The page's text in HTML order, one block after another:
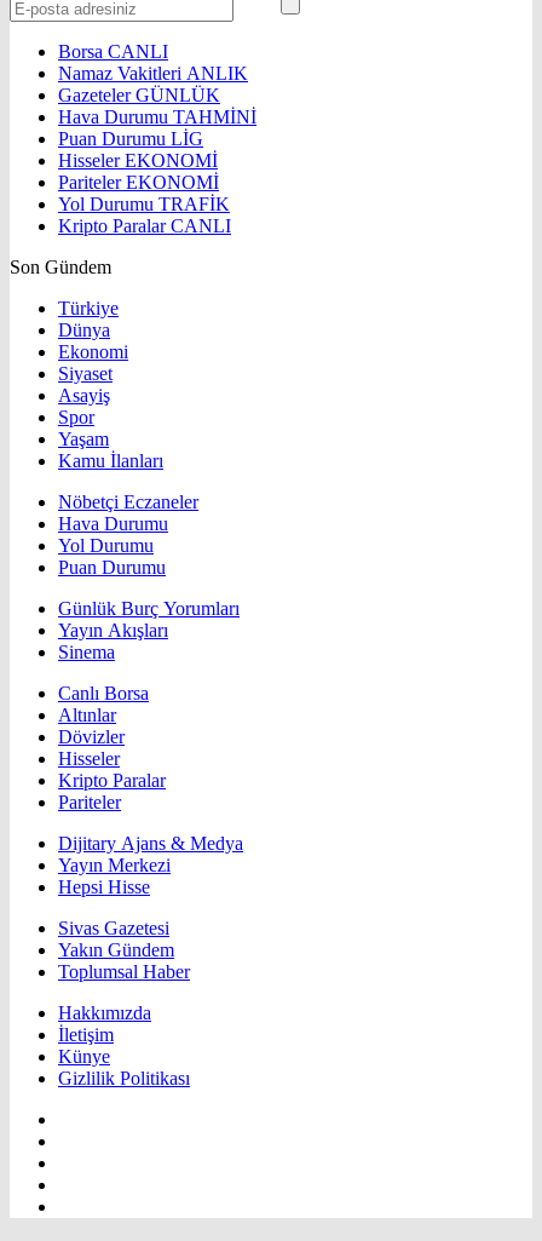
Borsa CANLI
Namaz Vakitleri ANLIK
GazetelerGÜNLÜK
Hava Durumu TAHMİNİ
Puan Durumu LİG
HisselerEKONOMİ
ParitelerEKONOMİ
Yol Durumu TRAFİK
Kripto ParalarCANLI
Son Gündem
Türkiye
Dünya
Ekonomi
Siyaset
Asayiş
Spor
Yaşam
Kamu İlanları
Nöbetçi Eczaneler
Hava Durumu
Yol Durumu
Puan Durumu
Günlük Burç Yorumları
Yayın Akışları
Sinema
Canlı Borsa
Altınlar
Dövizler
Hisseler
Kripto Paralar
Pariteler
Dijitary Ajans & Medya
Yayın Merkezi
Hepsi Hisse
Sivas Gazetesi
Yakın Gündem
Toplumsal Haber
Hakkımızda
İletişim
Künye
Gizlilik Politikası